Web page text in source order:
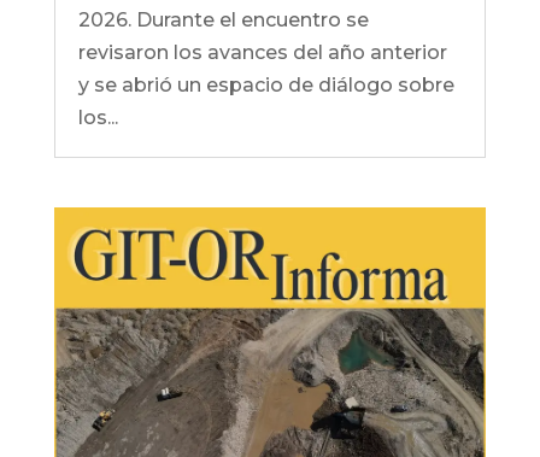
2026. Durante el encuentro se
revisaron los avances del año anterior
y se abrió un espacio de diálogo sobre
los...